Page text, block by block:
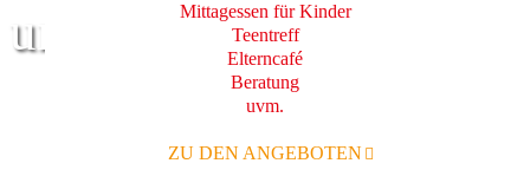
und Familie
Mittagessen für Kinder
Teentreff
Elterncafé
Beratung
uvm.
ZU DEN ANGEBOTEN